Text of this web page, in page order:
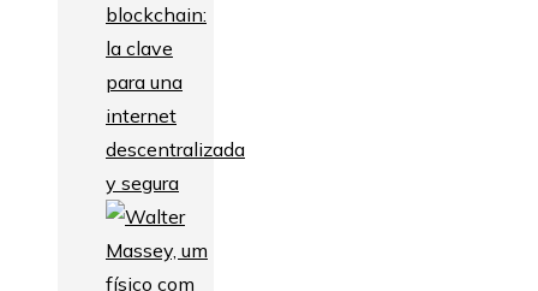
blockchain:
la clave
para una
internet
descentralizada
y segura